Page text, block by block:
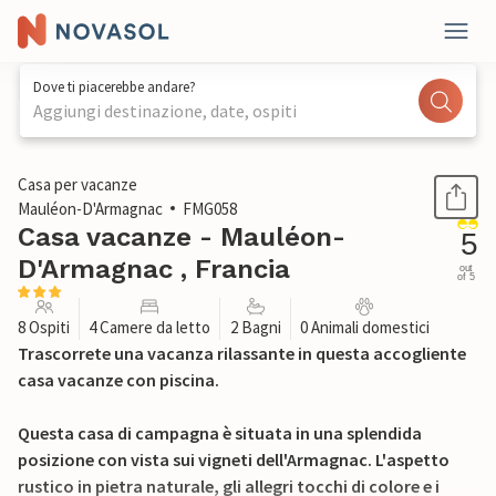
Dove ti piacerebbe andare?
Aggiungi destinazione, date, ospiti
1 / 42
Casa per vacanze
Mauléon-D'Armagnac
FMG058
Casa vacanze - Mauléon-
D'Armagnac , Francia
5
out
of 5
8 Ospiti 4 Camere da letto 2 Bagni 0 Animali domestici
Trascorrete una vacanza rilassante in questa accogliente
casa vacanze con piscina.
Questa casa di campagna è situata in una splendida
posizione con vista sui vigneti dell'Armagnac. L'aspetto
rustico in pietra naturale, gli allegri tocchi di colore e i